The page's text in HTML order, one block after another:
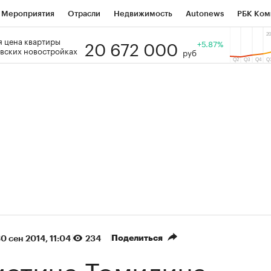
Мероприятия Отрасли Недвижимость Autonews РБК
РБК Образование Тренды
цена квартиры
новостройках
20 672 000 руб
+5.87%
сен 2014, 11:04 234 Поделиться